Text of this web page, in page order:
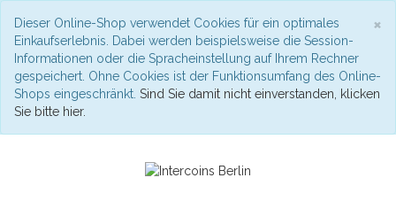
×
Dieser Online-Shop verwendet Cookies für ein optimales
Einkaufserlebnis. Dabei werden beispielsweise die Session-
Informationen oder die Spracheinstellung auf Ihrem Rechner
gespeichert. Ohne Cookies ist der Funktionsumfang des Online-
Shops eingeschränkt. Sind Sie damit nicht einverstanden, klicken
Sie bitte hier.